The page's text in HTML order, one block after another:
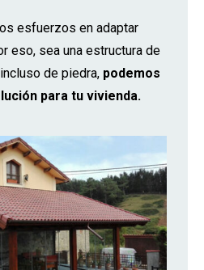
esfuerzos en adaptar
eso, sea una estructura de
de piedra, podemos
para tu vivienda.